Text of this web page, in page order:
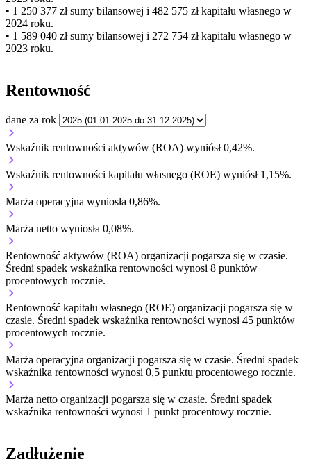
• 1 250 377 złsumy bilansowej i 482 575 zł kapitału własnego w
2024 roku.
• 1 589 040 złsumy bilansowej i 272 754 zł kapitału własnego w
2023 roku.
Rentowność
dane za rok
Wskaźnik rentowności aktywów (ROA) wyniósł 0,42%.
Wskaźnik rentowności kapitału własnego (ROE) wyniósł 1,15%.
Marża operacyjna wyniosła 0,86%.
Marża netto wyniosła 0,08%.
Rentowność aktywów (ROA) organizacji pogarsza się w czasie.
Średni spadek wskaźnika rentowności wynosi 8 punktów
procentowych rocznie.
Rentowność kapitału własnego (ROE) organizacji pogarsza się w
czasie. Średni spadek wskaźnika rentowności wynosi 45 punktów
procentowych rocznie.
Marża operacyjna organizacji pogarsza się w czasie. Średni spadek
wskaźnika rentowności wynosi 0,5 punktu procentowego rocznie.
Marża netto organizacji pogarsza się w czasie. Średni spadek
wskaźnika rentowności wynosi 1 punkt procentowy rocznie.
Zadłużenie